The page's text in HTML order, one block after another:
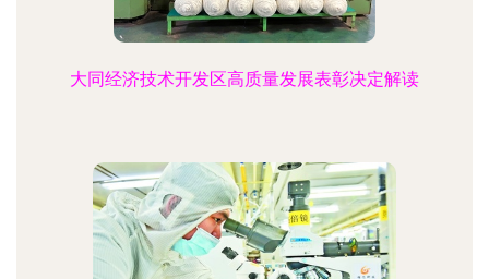
大同经济技术开发区高质量发展表彰决定解读